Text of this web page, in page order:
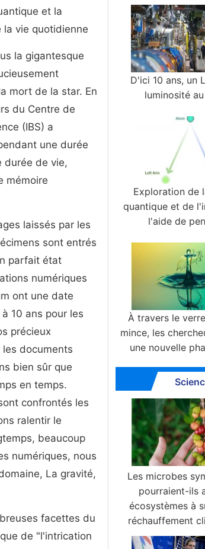
et la
vie quotidienne
la gigantesque
mort de la star. En
du Centre de
(IBS) a
une durée
durée de vie,
mémoire
laissés par les
sont entrés
parfait état
numériques
ont une date
10 ans pour les
précieux
documents
bien sûr que
en temps.
confrontés les
ralentir le
beaucoup
numériques, nous
La gravité,
facettes du
de "l'intrication
D'ici 10 ans, un
luminosité au
Exploration de
quantique et de
l'aide de
À travers le
mince, les
une nouvelle
Les microbes
pourraient-ils
écosystèmes à
réchauffement